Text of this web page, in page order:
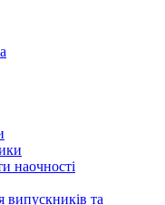
наочності
випускників та